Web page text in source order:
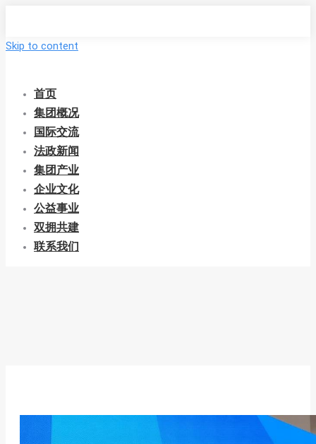
Skip to content
首页
集团概况
国际交流
法政新闻
集团产业
企业文化
公益事业
双拥共建
联系我们